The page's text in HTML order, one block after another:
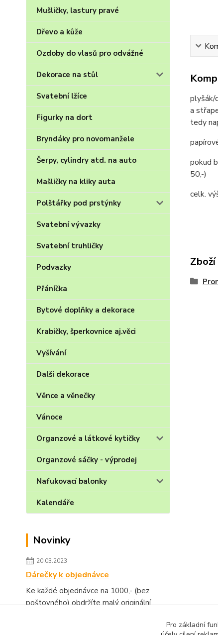
Mušličky, lastury pravé
Dřevo a kůže
Ozdoby do vlasů pro odvážné
Dekorace na stůl
Svatební lžíce
Figurky na dort
Bryndáky pro novomanžele
Šerpy, cylindry atd. na auto
Mašličky na kliky auta
Polštářky pod prstýnky
Svatební vývazky
Svatební truhličky
Podvazky
Přáníčka
Bytové doplňky a dekorace
Krabičky, šperkovnice aj.věci
Vyšívání
Další dekorace
Věnce a věnečky
Vánoce
Organzové a látkové kytičky
Organzové sáčky - výprodej
Nafukovací balonky
Kalendáře
Novinky
20.03.2023
Dárečky k objednávce
Ke každé objednávce na 1000,- (bez
poštovného) obdržíte malý originální
plyšák/
a
tedy
pokud
50,-)
celk.
Pro základní